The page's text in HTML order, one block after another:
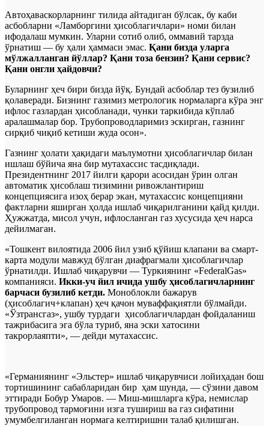
Автоҳаваскорларнинг тилида айтадиган бўлсак, бу каби
асбобларни «Ламборгини ҳисоблагичлари» номи билан
ифодалаш мумкин. Уларни сотиб олиб, оммавий тарзда
ўрнатиш — бу ҳали ҳаммаси эмас. Қани бизда уларга
мўлжалланган йўллар? Қани тоза бензин? Қани сервис?
Қани онгли ҳайдовчи?
Буларнинг ҳеч бири бизда йўқ. Бундай асбоблар тез бузилиб
қолаверади. Бизнинг газимиз метрологик нормаларга кўра энг
ифлос газлардан ҳисобланади, чунки таркибида кўплаб
аралашмалар бор. Трубопроводларимиз эскирган, газнинг
сирқиб чиқиб кетиши жуда осон».
Газнинг ҳолати ҳақидаги маълумотни ҳисоблагичлар билан
ишлаш бўйича яна бир мутахассис тасдиқлади.
Президентнинг 2017 йилги қарори асосидан ўрин олган
автоматик ҳисоблаш тизимини ривожлантириш
концепциясига изоҳ берар экан, мутахассис концепцияни
фактларни яширган ҳолда ишлаб чиқарилганини қайд қилди.
Ҳужжатда, мисол учун, ифлосланган газ хусусида ҳеч нарса
дейилмаган.
«Тошкент вилоятида 2006 йил узиб қўйиш клапани ва смарт-
карта модули мавжуд бўлган диафрагмали ҳисоблагичлар
ўрнатилди. Ишлаб чиқарувчи — Туркиянинг «FederalGas»
компанияси. Икки-уч йил ичида ушбу ҳисоблагичларнинг
барчаси бузилиб кетди. Моноблокли бажарув
(ҳисоблагич+клапан) ҳеч қачон муваффақиятли бўлмайди.
«Ўзтрансгаз», ушбу турдаги ҳисоблагичлардан фойдаланиш
тажрибасига эга бўла туриб, яна эски хатосини
такрорлаяпти», — дейди мутахассис.
«Германиянинг «Эльстер» ишлаб чиқарувчиси лойиҳадан бош
тортишининг сабабларидан бир ҳам шунда, — сўзини давом
эттиради Бобур Умаров. — Миш-мишларга кўра, немислар
трубопровод тармоғини изга тушириш ва газ сифатини
умумбелгиланган нормага келтиришни талаб қилишган.